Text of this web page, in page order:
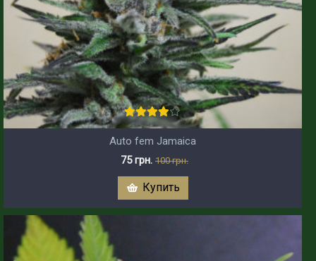
Auto fem Jamaica
75 грн. 100 грн.
Купить